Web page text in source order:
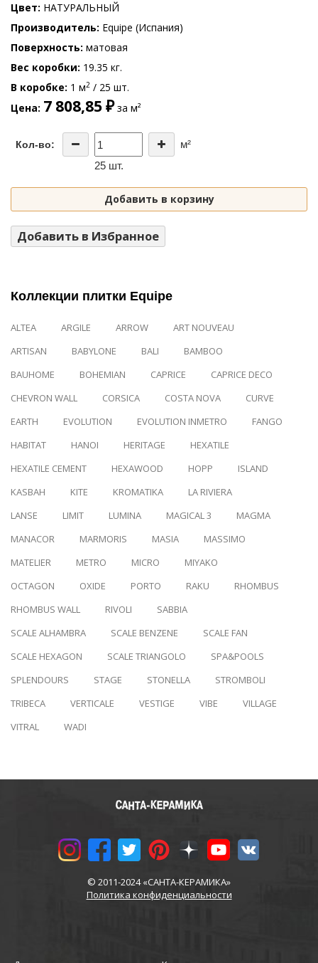
Цвет НАТУРАЛЬНЫЙ
Производитель Equipe (Испания)
Поверхность матовая
Вес коробки 19.35 кг.
В коробке 1 м2 / 25 шт.
Цена 7 808,85 ₽за м²
Кол-во:
м²
25 шт.
Добавить в корзину
Добавить в Избранное
Коллекции плитки Equipe
ALTEA ARGILE ARROW
ART NOUVEAU
ARTISAN
BABYLONE BALI
BAMBOO
BAUHOME
BOHEMIAN CAPRICE
CAPRICE DECO
CHEVRON WALL
CORSICA COSTA NOVA
CURVE
EARTH
EVOLUTION EVOLUTION INMETRO
FANGO
HABITAT
HANOI HERITAGE
HEXATILE
HEXATILE CEMENT
HEXAWOOD HOPP
ISLAND
KASBAH
KITE KROMATIKA
LA RIVIERA
LANSE
LIMIT LUMINA MAGICAL 3
MAGMA
MANACOR
MARMORIS MASIA
MASSIMO
MATELIER
METRO MICRO
MIYAKO
OCTAGON
OXIDE PORTO RAKU
RHOMBUS
RHOMBUS WALL
RIVOLI
SABBIA
SCALE ALHAMBRA
SCALE BENZENE
SCALE FAN
SCALE HEXAGON
SCALE TRIANGOLO
SPA&POOLS
SPLENDOURS
STAGE STONELLA
STROMBOLI
TRIBECA
VERTICALE VESTIGE VIBE
VILLAGE
VITRAL
WADI
© 2011-2024 «САНТА-КЕРАМИКА»
Политика конфиденциальности